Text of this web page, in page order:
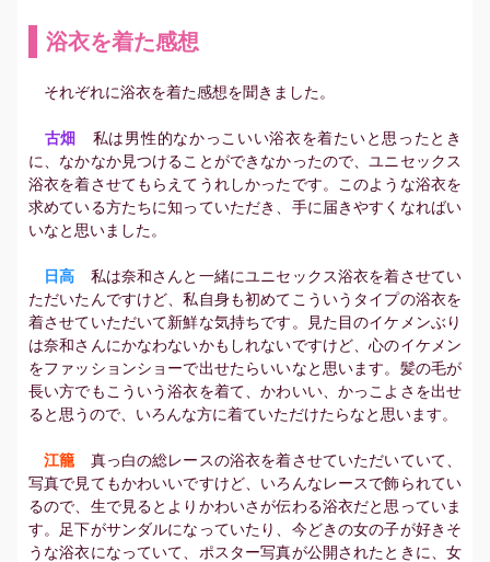
浴衣を着た感想
それぞれに浴衣を着た感想を聞きました。
古畑
私は男性的なかっこいい浴衣を着たいと思ったとき
に、なかなか見つけることができなかったので、ユニセックス
浴衣を着させてもらえてうれしかったです。このような浴衣を
求めている方たちに知っていただき、手に届きやすくなればい
いなと思いました。
日高 私は奈和さんと一緒にユニセックス浴衣を着させてい
ただいたんですけど、私自身も初めてこういうタイプの浴衣を
着させていただいて新鮮な気持ちです。見た目のイケメンぶり
は奈和さんにかなわないかもしれないですけど、心のイケメン
をファッションショーで出せたらいいなと思います。髪の毛が
長い方でもこういう浴衣を着て、かわいい、かっこよさを出せ
ると思うので、いろんな方に着ていただけたらなと思います。
江籠 真っ白の総レースの浴衣を着させていただいていて、
写真で見てもかわいいですけど、いろんなレースで飾られてい
るので、生で見るとよりかわいさが伝わる浴衣だと思っていま
す。足下がサンダルになっていたり、今どきの女の子が好きそ
うな浴衣になっていて、ポスター写真が公開されたときに、女